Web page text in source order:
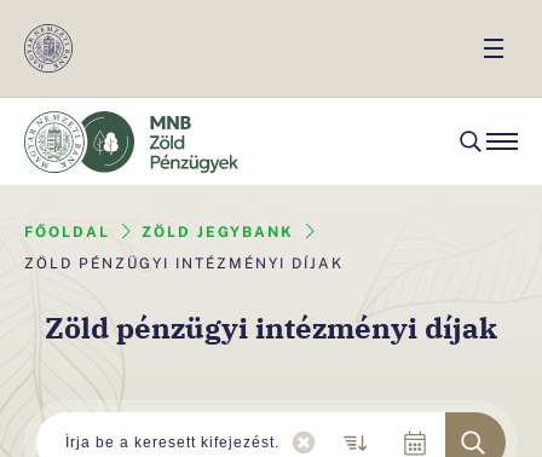
FŐOLDAL ZÖLD JEGYBANK
ZÖLD PÉNZÜGYI INTÉZMÉNYI DÍJAK
Zöld pénzügyi intézményi díjak